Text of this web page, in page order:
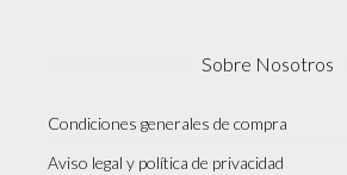
Sobre Nosotros
Condiciones generales de compra
Aviso legal y política de privacidad